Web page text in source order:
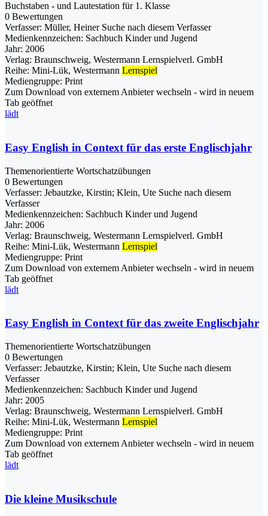
Buchstaben - und Lautestation für 1. Klasse
0 Bewertungen
Verfasser: Müller, Heiner Suche nach diesem Verfasser
Medienkennzeichen: Sachbuch Kinder und Jugend
Jahr: 2006
Verlag: Braunschweig, Westermann Lernspielverl. GmbH
Reihe: Mini-Lük, Westermann Lernspiel
Mediengruppe: Print
Zum Download von externem Anbieter wechseln - wird in neuem
Tab geöffnet
lädt
Easy English in Context für das erste Englischjahr
Themenorientierte Wortschatzübungen
0 Bewertungen
Verfasser: Jebautzke, Kirstin; Klein, Ute Suche nach diesem
Verfasser
Medienkennzeichen: Sachbuch Kinder und Jugend
Jahr: 2006
Verlag: Braunschweig, Westermann Lernspielverl. GmbH
Reihe: Mini-Lük, Westermann Lernspiel
Mediengruppe: Print
Zum Download von externem Anbieter wechseln - wird in neuem
Tab geöffnet
lädt
Easy English in Context für das zweite Englischjahr
Themenorientierte Wortschatzübungen
0 Bewertungen
Verfasser: Jebautzke, Kirstin; Klein, Ute Suche nach diesem
Verfasser
Medienkennzeichen: Sachbuch Kinder und Jugend
Jahr: 2005
Verlag: Braunschweig, Westermann Lernspielverl. GmbH
Reihe: Mini-Lük, Westermann Lernspiel
Mediengruppe: Print
Zum Download von externem Anbieter wechseln - wird in neuem
Tab geöffnet
lädt
Die kleine Musikschule